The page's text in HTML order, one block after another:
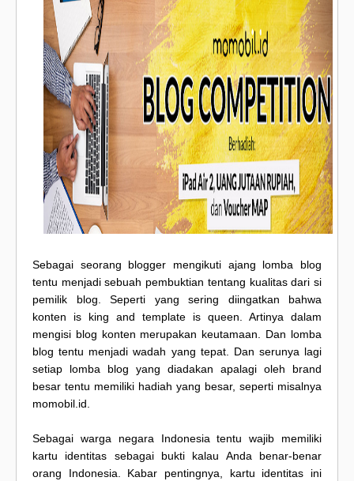
Sebagai seorang blogger mengikuti ajang lomba blog
tentu menjadi sebuah pembuktian tentang kualitas dari si
pemilik blog. Seperti yang sering diingatkan bahwa
konten is king and template is queen. Artinya dalam
mengisi blog konten merupakan keutamaan. Dan lomba
blog tentu menjadi wadah yang tepat. Dan serunya lagi
setiap lomba blog yang diadakan apalagi oleh brand
besar tentu memiliki hadiah yang besar, seperti misalnya
momobil.id.
Sebagai warga negara Indonesia tentu wajib memiliki
kartu identitas sebagai bukti kalau Anda benar-benar
orang Indonesia. Kabar pentingnya, kartu identitas ini